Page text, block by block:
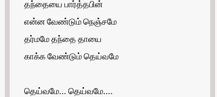
தந்தையை பார்த்தபின்
என்ன வேண்டும் நெஞ்சமே
தர்மமே தந்தை தாயை
காக்க வேண்டும் தெய்வமே
தெய்வமே... தெய்வமே....